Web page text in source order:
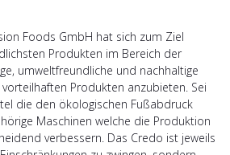
Foods GmbH hat sich zum Ziel
Produkten im Bereich der
umweltfreundliche und nachhaltige
Produkten anzubieten. Sei
die den ökologischen Fußabdruck
Maschinen welche die Produktion
verbessern. Das Credo ist jeweils